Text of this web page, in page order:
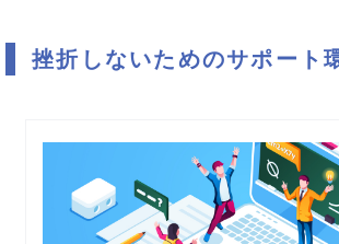
挫折しないためのサポート